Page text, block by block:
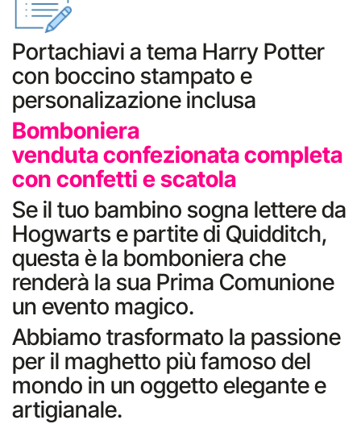
Portachiavi a tema Harry Potter
con boccino stampato e
personalizazione inclusa
Bomboniera
venduta confezionata completa
con confetti e scatola
Se il tuo bambino sogna lettere da
Hogwarts e partite di Quidditch,
questa è la bomboniera che
renderà la sua Prima Comunione
un evento magico.
Abbiamo trasformato la passione
per il maghetto più famoso del
mondo in un oggetto elegante e
artigianale.